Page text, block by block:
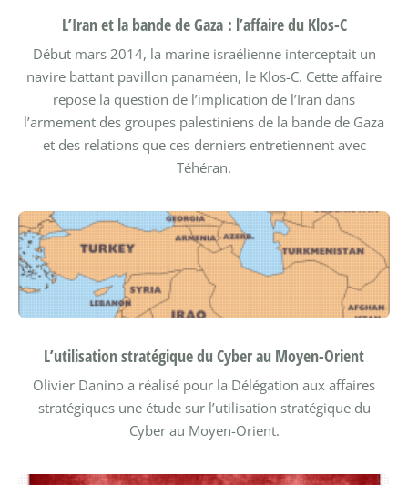
L’Iran et la bande de Gaza : l’affaire du Klos-C
Début mars 2014, la marine israélienne interceptait un
navire battant pavillon panaméen, le Klos-C. Cette affaire
repose la question de l’implication de l’Iran dans
l’armement des groupes palestiniens de la bande de Gaza
et des relations que ces-derniers entretiennent avec
Téhéran.
L’utilisation stratégique du Cyber au Moyen-Orient
Olivier Danino a réalisé pour la Délégation aux affaires
stratégiques une étude sur l’utilisation stratégique du
Cyber au Moyen-Orient.